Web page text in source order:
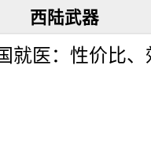
西陆武器
就医：性价比、